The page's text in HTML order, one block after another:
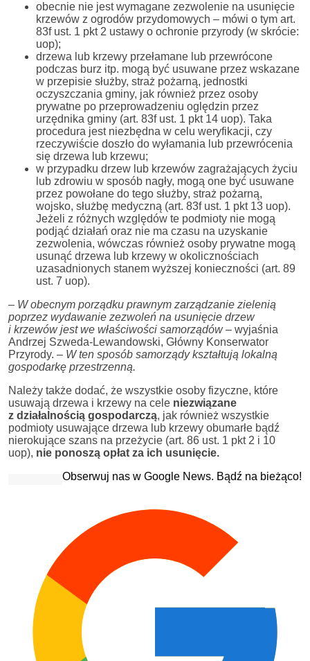
obecnie nie jest wymagane zezwolenie na usunięcie
krzewów z ogrodów przydomowych – mówi o tym art.
83f ust. 1 pkt 2 ustawy o ochronie przyrody (w skrócie:
uop);
drzewa lub krzewy przełamane lub przewrócone
podczas burz itp. mogą być usuwane przez wskazane
w przepisie służby, straż pożarną, jednostki
oczyszczania gminy, jak również przez osoby
prywatne po przeprowadzeniu oględzin przez
urzędnika gminy (art. 83f ust. 1 pkt 14 uop). Taka
procedura jest niezbędna w celu weryfikacji, czy
rzeczywiście doszło do wyłamania lub przewrócenia
się drzewa lub krzewu;
w przypadku drzew lub krzewów zagrażających życiu
lub zdrowiu w sposób nagły, mogą one być usuwane
przez powołane do tego służby, straż pożarną,
wojsko, służbę medyczną (art. 83f ust. 1 pkt 13 uop).
Jeżeli z różnych względów te podmioty nie mogą
podjąć działań oraz nie ma czasu na uzyskanie
zezwolenia, wówczas również osoby prywatne mogą
usunąć drzewa lub krzewy w okolicznościach
uzasadnionych stanem wyższej konieczności (art. 89
ust. 7 uop).
– W obecnym porządku prawnym zarządzanie zielenią
poprzez wydawanie zezwoleń na usunięcie drzew
i krzewów jest we właściwości samorządów– wyjaśnia
Andrzej Szweda-Lewandowski, Główny Konserwator
Przyrody. – W ten sposób samorządy kształtują lokalną
gospodarkę przestrzenną.
Należy także dodać, że wszystkie osoby fizyczne, które
usuwają drzewa i krzewy na cele niezwiązane
z działalnością gospodarczą, jak również wszystkie
podmioty usuwające drzewa lub krzewy obumarłe bądź
nierokujące szans na przeżycie (art. 86 ust. 1 pkt 2 i 10
uop), nie ponoszą opłat za ich usunięcie.
Obserwuj nas w Google News. Bądź na bieżąco!